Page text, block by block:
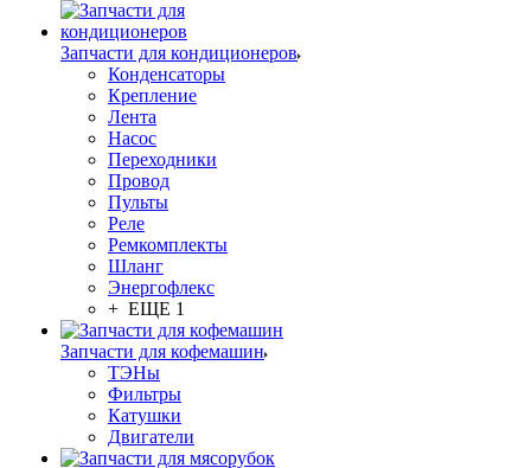
Запчасти для кондиционеров
Конденсаторы
Крепление
Лента
Насос
Переходники
Провод
Пульты
Реле
Ремкомплекты
Шланг
Энергофлекс
+ ЕЩЕ 1
Запчасти для кофемашин
ТЭНы
Фильтры
Катушки
Двигатели